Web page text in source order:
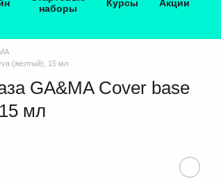
наборы
Курсы Акции
(желтый), 15 мл
GA&MA Cover base
мл